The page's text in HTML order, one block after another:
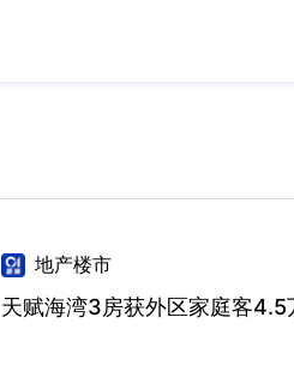
地产楼市
天赋海湾3房获外区家庭客